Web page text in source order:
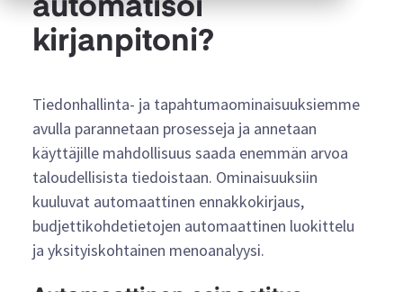
automatisoi
kirjanpitoni?
Tiedonhallinta- ja tapahtumaominaisuuksiemme
avulla parannetaan prosesseja ja annetaan
käyttäjille mahdollisuus saada enemmän arvoa
taloudellisista tiedoistaan. Ominaisuuksiin
kuuluvat automaattinen ennakkokirjaus,
budjettikohdetietojen automaattinen luokittelu
ja yksityiskohtainen menoanalyysi.